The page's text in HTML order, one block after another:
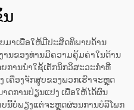
ມາເພື່ອໃຫ້ມີປະສິດທິພາບດ້ານ
ານຂອງທ່ານມີຄວາມຄຸ້ມຄ່າໃນດ້ານ
ການນຳໃຊ້ເຕັກນິກວິສະວະກຳທີ່
ຄື່ອງຈັກສູບຂອງພວກເຮົາຈະຫຼຸດ
ດການປ່ຽນແປງ ເພື່ອໃຫ້ໄດ້ຜົນ
ນີ້ບໍ່ພຽງແຕ່ຈະຫຼຸດຜ່ອນການບໍລິໂພກ